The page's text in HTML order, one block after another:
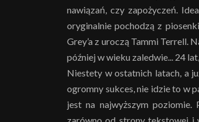
nawiązań, czy zapożyczeń.
oryginalnie pochodzą z
Grey’a z uroczą Tammi Terrell.
później w wieku zaledwie... 24
Niestety w ostatnich latach, a
ogromny sukces, nie idzie to w
jest na najwyższym poziomie.